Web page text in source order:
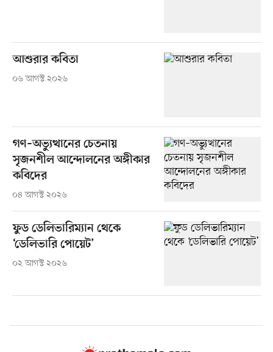
আশুরার কবিতা
০৬ আগস্ট ২০২৬
গণ–অভ্যুত্থানের চেতনায়
সৃজনশীল আন্দোলনের অঙ্গীকার
কবিদের
০৪ আগস্ট ২০২৬
ফুড ডেলিভারিম্যান থেকে
‘ডেলিভারি পোয়েট’
০২ আগস্ট ২০২৬